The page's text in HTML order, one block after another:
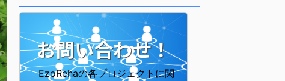
お問い合わせ！
EzoRehaの各プロジェクトに関